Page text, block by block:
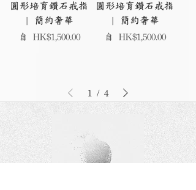
圓形培育鑽石戒指
| 簡約奢華
自 HK$1,500.00
促銷價格
圓形培育鑽石戒指
| 簡約奢華
自 HK$1,500.00
促銷價格
1 / 4